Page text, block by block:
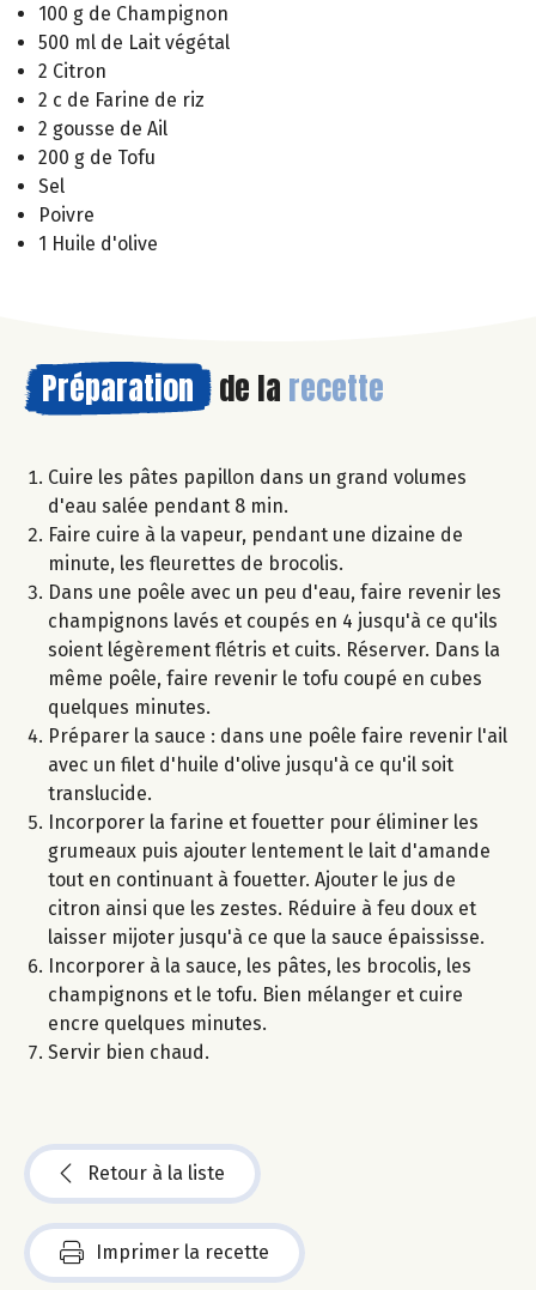
100 g de Champignon
500 ml de Lait végétal
2 Citron
2 c de Farine de riz
2 gousse de Ail
200 g de Tofu
Sel
Poivre
1 Huile d'olive
Préparation de la recette
Cuire les pâtes papillon dans un grand volumes
d'eau salée pendant 8 min.
Faire cuire à la vapeur, pendant une dizaine de
minute, les fleurettes de brocolis.
Dans une poêle avec un peu d'eau, faire revenir les
champignons lavés et coupés en 4 jusqu'à ce qu'ils
soient légèrement flétris et cuits. Réserver. Dans la
même poêle, faire revenir le tofu coupé en cubes
quelques minutes.
Préparer la sauce : dans une poêle faire revenir l'ail
avec un filet d'huile d'olive jusqu'à ce qu'il soit
translucide.
Incorporer la farine et fouetter pour éliminer les
grumeaux puis ajouter lentement le lait d'amande
tout en continuant à fouetter. Ajouter le jus de
citron ainsi que les zestes. Réduire à feu doux et
laisser mijoter jusqu'à ce que la sauce épaississe.
Incorporer à la sauce, les pâtes, les brocolis, les
champignons et le tofu. Bien mélanger et cuire
encre quelques minutes.
Servir bien chaud.
Retour à la liste
Imprimer la recette